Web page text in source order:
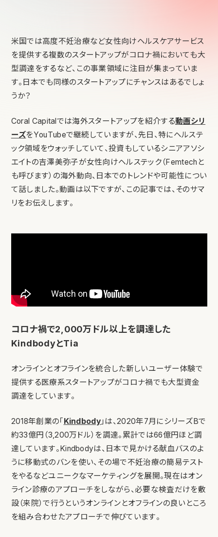
米国では高度不妊治療など女性向けヘルスケアサービス
を提供する複数のスタートアップがコロナ禍においても大
型調達をするなど、この事業領域に注目が集まっていま
す。日本でも同様のスタートアップにチャンスはあるでしょ
うか？
Coral Capitalでは海外スタートアップを紹介する動画シリ
ーズをYouTubeで継続していますが、先日、特にヘルステ
ック領域をウォッチしていて、投資もしているシニアアソシ
エイトの吉澤美弥子が女性向けヘルステック（Femtechと
も呼びます）の海外動向、日本でのトレンドや可能性につい
て話しました。動画は以下ですが、この記事では、そのサマ
リをお伝えします。
コロナ禍で2,000万ドル以上を調達した
KindbodyとTia
オンラインとオフラインを統合した新しいユーザー体験で
提供する医療系スタートアップがコロナ禍でも大型資金
調達をしています。
2018年創業の「 Kindbody 」は、2020年7月にシリーズBで
約33億円（3,200万ドル）を調達。累計では66億円ほど調
達しています。Kindbodyは、日本で見かける献血バスのよ
うに移動式のバンを使い、その場で不妊治療の簡易テスト
をやるなどユニークなマーケティングを展開。現在はオン
ライン診療のアプローチをしながら、必要な検査だけを敷
設（来院）で行うというオンラインとオフラインの良いところ
を組み合わせたアプローチで伸びています。